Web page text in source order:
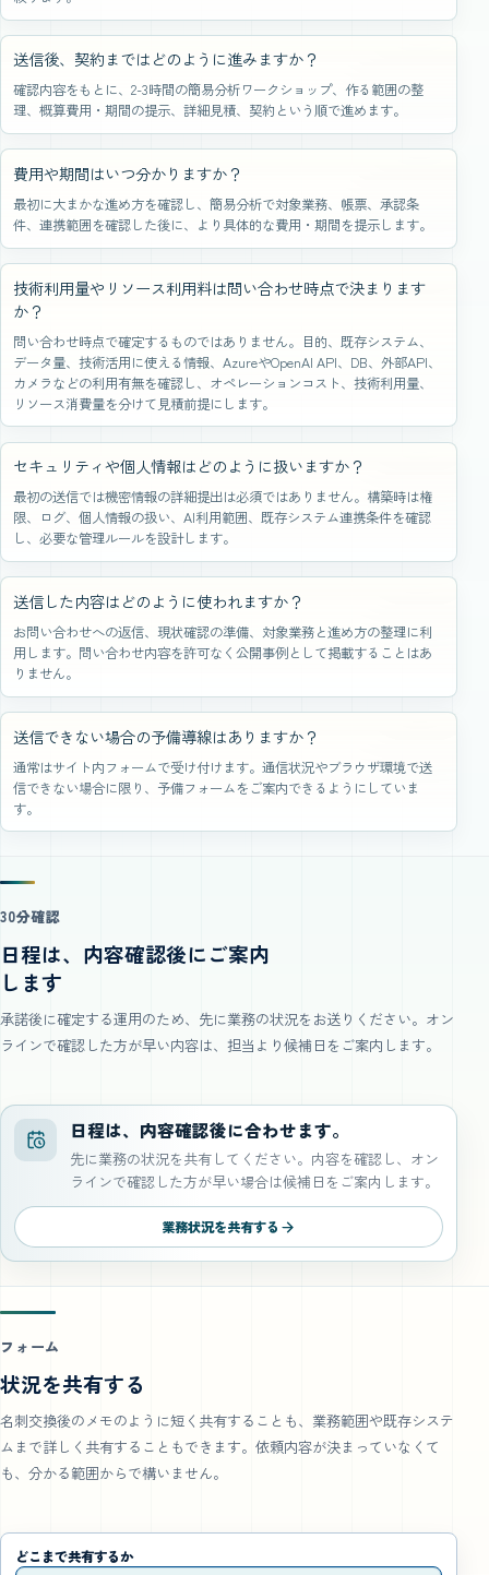
送信後、契約まではどのように進みますか？
確認内容をもとに、2-3時間の簡易分析ワークショップ、作る範囲の整
理、概算費用・期間の提示、詳細見積、契約という順で進めます。
費用や期間はいつ分かりますか？
最初に大まかな進め方を確認し、簡易分析で対象業務、帳票、承認条
件、連携範囲を確認した後に、より具体的な費用・期間を提示します。
技術利用量やリソース利用料は問い合わせ時点で決まります
か？
問い合わせ時点で確定するものではありません。目的、既存システム、
データ量、技術活用に使える情報、AzureやOpenAI API、DB、外部API、
カメラなどの利用有無を確認し、オペレーションコスト、技術利用量、
リソース消費量を分けて見積前提にします。
セキュリティや個人情報はどのように扱いますか？
最初の送信では機密情報の詳細提出は必須ではありません。構築時は権
限、ログ、個人情報の扱い、AI利用範囲、既存システム連携条件を確認
し、必要な管理ルールを設計します。
送信した内容はどのように使われますか？
お問い合わせへの返信、現状確認の準備、対象業務と進め方の整理に利
用します。問い合わせ内容を許可なく公開事例として掲載することはあ
りません。
送信できない場合の予備導線はありますか？
通常はサイト内フォームで受け付けます。通信状況やブラウザ環境で送
信できない場合に限り、予備フォームをご案内できるようにしていま
す。
30分確認
日程は、内容確認後にご案内
します
承諾後に確定する運用のため、先に業務の状況をお送りください。オン
ラインで確認した方が早い内容は、担当より候補日をご案内します。
日程は、内容確認後に合わせます。
先に業務の状況を共有してください。内容を確認し、オン
ラインで確認した方が早い場合は候補日をご案内します。
業務状況を共有する
フォーム
状況を共有する
名刺交換後のメモのように短く共有することも、業務範囲や既存システ
ムまで詳しく共有することもできます。依頼内容が決まっていなくて
も、分かる範囲からで構いません。
どこまで共有するか